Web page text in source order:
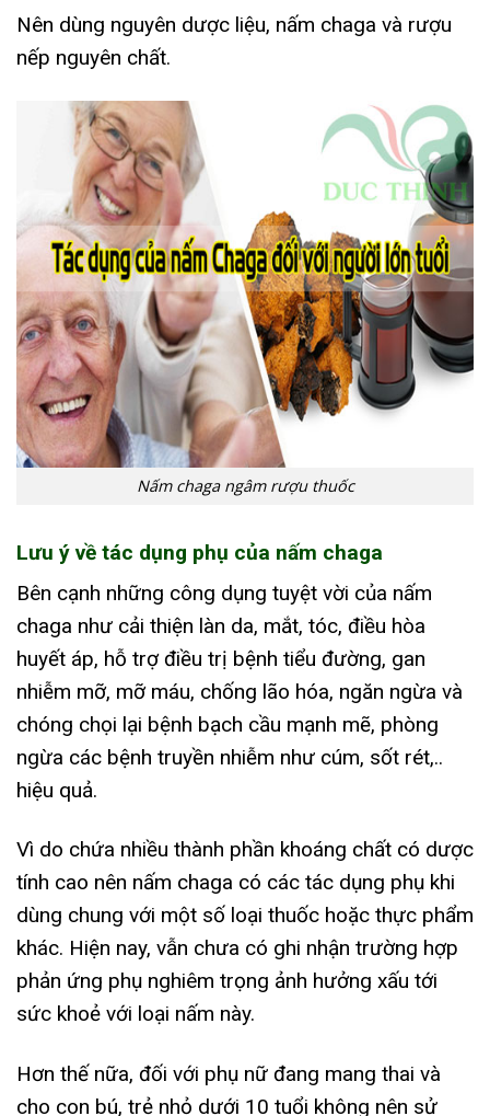
Nên dùng nguyên dược liệu, nấm chaga và rượu
nếp nguyên chất.
Nấm chaga ngâm rượu thuốc
Lưu ý về tác dụng phụ của nấm chaga
Bên cạnh những công dụng tuyệt vời của nấm
chaga như cải thiện làn da, mắt, tóc, điều hòa
huyết áp, hỗ trợ điều trị bệnh tiểu đường, gan
nhiễm mỡ, mỡ máu, chống lão hóa, ngăn ngừa và
chóng chọi lại bệnh bạch cầu mạnh mẽ, phòng
ngừa các bệnh truyền nhiễm như cúm, sốt rét,..
hiệu quả.
Vì do chứa nhiều thành phần khoáng chất có dược
tính cao nên nấm chaga có các tác dụng phụ khi
dùng chung với một số loại thuốc hoặc thực phẩm
khác. Hiện nay, vẫn chưa có ghi nhận trường hợp
phản ứng phụ nghiêm trọng ảnh hưởng xấu tới
sức khoẻ với loại nấm này.
Hơn thế nữa, đối với phụ nữ đang mang thai và
cho con bú, trẻ nhỏ dưới 10 tuổi không nên sử